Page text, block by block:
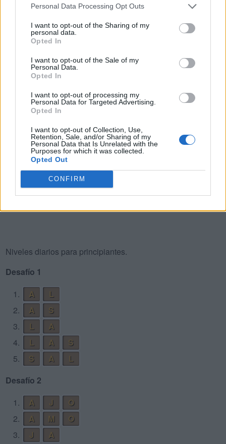
Personal Data Processing Opt Outs
I want to opt-out of the Sharing of my
personal data.
Opted In
I want to opt-out of the Sale of my
Personal Data.
Opted In
I want to opt-out of processing my
Personal Data for Targeted Advertising.
Opted In
I want to opt-out of Collection, Use,
Retention, Sale, and/or Sharing of my
Personal Data that Is Unrelated with the
Purposes for which it was collected.
Opted Out
CONFIRM
Niveles diarios para principiantes.
Desafío 1
1.
A
L
2.
A
S
3.
L
A
4.
L A
S
5.
S A
L
Desafío 2
1.
A J
O
2.
A M
O
3.
J
A